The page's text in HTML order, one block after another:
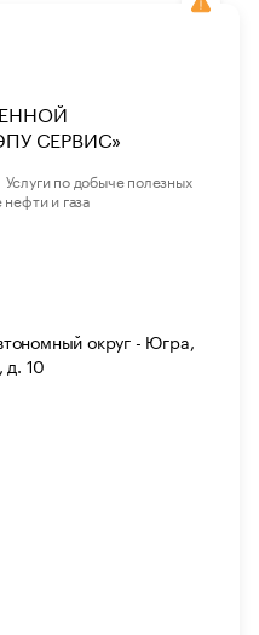
СЕРВИС»
Услуги по добыче полезных
и газа
округ - Югра,
д. 10